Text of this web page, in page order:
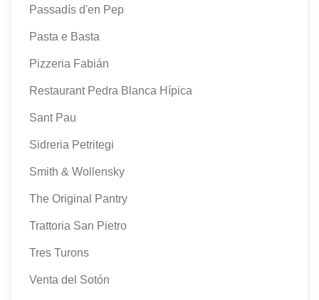
Passadís d'en Pep
Pasta e Basta
Pizzeria Fabián
Restaurant Pedra Blanca Hípica
Sant Pau
Sidreria Petritegi
Smith & Wollensky
The Original Pantry
Trattoria San Pietro
Tres Turons
Venta del Sotón